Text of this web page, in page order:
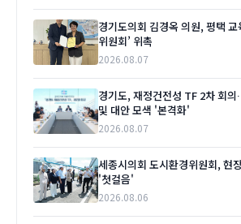
경기도의회 김경옥 의원, 평택 교
위원회’ 위촉
2026.08.07
경기도, 재정건전성 TF 2차 회
및 대안 모색 '본격화'
2026.08.07
세종시의회 도시환경위원회, 현
'첫걸음'
2026.08.06